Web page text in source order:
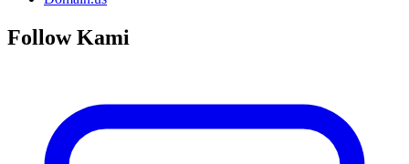
Follow Kami